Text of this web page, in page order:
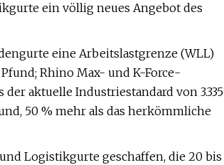
ein völlig neues Angebot des
eine Arbeitslastgrenze (WLL)
Rhino Max- und K-Force-
aktuelle Industriestandard von 3.335
50 % mehr als das herkömmliche
Logistikgurte geschaffen, die 20 bis